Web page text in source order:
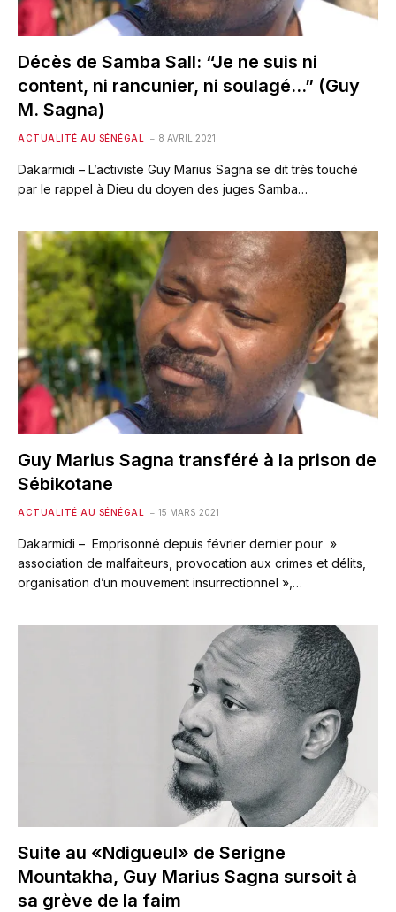
Décès de Samba Sall: “Je ne suis ni
content, ni rancunier, ni soulagé…” (Guy
M. Sagna)
ACTUALITÉ AU SÉNÉGAL 8 AVRIL 2021
Dakarmidi – L’activiste Guy Marius Sagna se dit très touché
par le rappel à Dieu du doyen des juges Samba…
Guy Marius Sagna transféré à la prison de
Sébikotane
ACTUALITÉ AU SÉNÉGAL 15 MARS 2021
Dakarmidi – Emprisonné depuis février dernier pour »
association de malfaiteurs, provocation aux crimes et délits,
organisation d’un mouvement insurrectionnel »,…
Suite au «Ndigueul» de Serigne
Mountakha, Guy Marius Sagna sursoit à
sa grève de la faim